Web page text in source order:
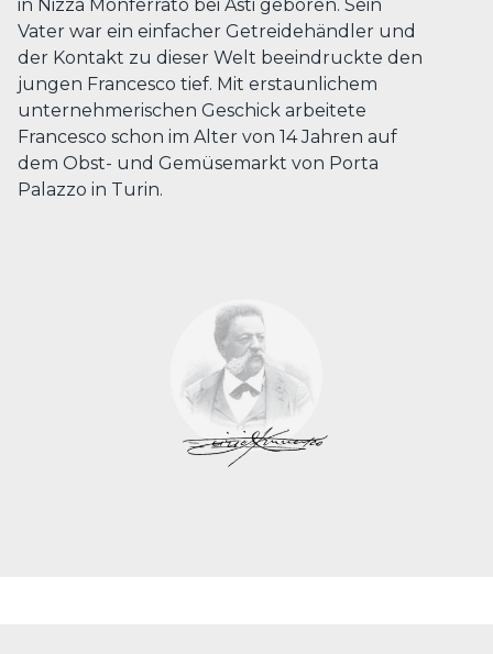
in Nizza Monferrato bei Asti geboren. Sein
Vater war ein einfacher Getreidehändler und
der Kontakt zu dieser Welt beeindruckte den
jungen Francesco tief. Mit erstaunlichem
unternehmerischen Geschick arbeitete
Francesco schon im Alter von 14 Jahren auf
dem Obst- und Gemüsemarkt von Porta
Palazzo in Turin.